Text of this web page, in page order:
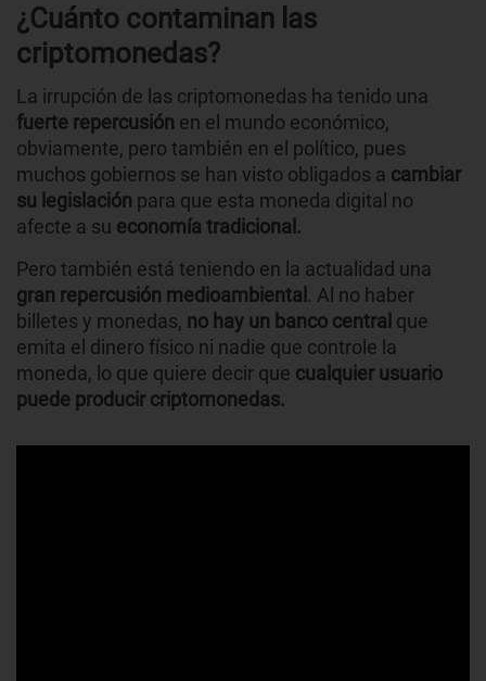
¿Cuánto contaminan las
criptomonedas?
La irrupción de las criptomonedas ha tenido una
fuerte repercusión en el mundo económico,
obviamente, pero también en el político, pues
muchos gobiernos se han visto obligados a cambiar
su legislación para que esta moneda digital no
afecte a su economía tradicional.
Pero también está teniendo en la actualidad una
gran repercusión medioambiental . Al no haber
billetes y monedas, no hay un banco central que
emita el dinero físico ni nadie que controle la
moneda, lo que quiere decir que cualquier usuario
puede producir criptomonedas.